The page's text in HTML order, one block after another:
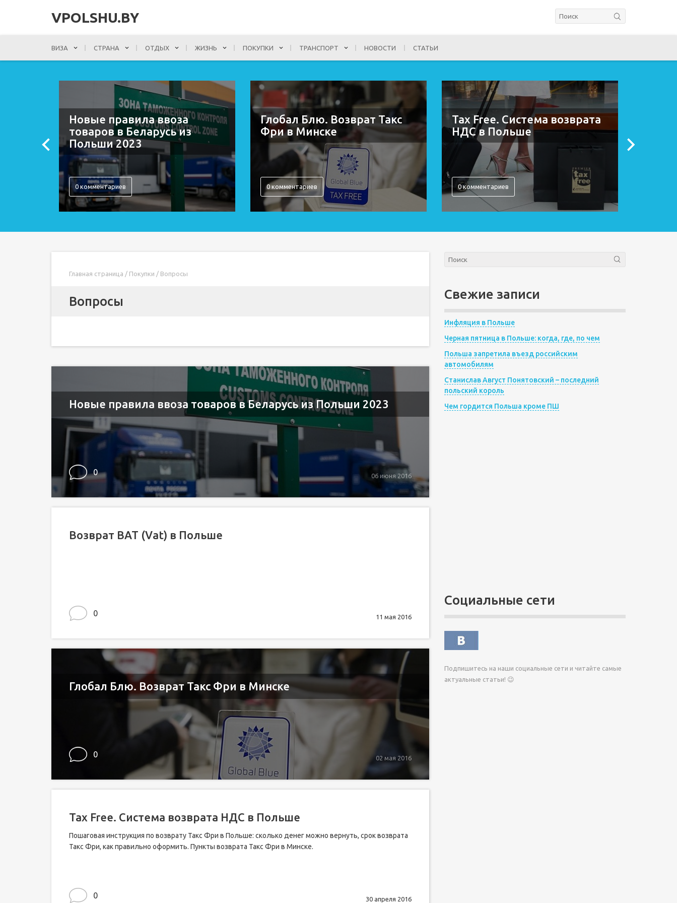
VPOLSHU.BY
ВИЗА СТРАНА ОТДЫХ ЖИЗНЬ ПОКУПКИ ТРАНСПОРТ НОВОСТИ СТАТЬИ
Новые правила ввоза
товаров в Беларусь из
Польши 2023
0 комментариев
Глобал Блю. Возврат Такс
Фри в Минске
0 комментариев
Tax Free. Система возврата
НДС в Польше
0 комментариев
Главная страница / Покупки / Вопросы
Вопросы
Новые правила ввоза товаров в Беларусь из Польши 2023
0 06 июня 2016
Возврат ВАТ (Vat) в Польше
0 11 мая 2016
Глобал Блю. Возврат Такс Фри в Минске
0 02 мая 2016
Tax Free. Система возврата НДС в Польше
Пошаговая инструкция по возврату Такс Фри в Польше: сколько денег можно вернуть, срок возврата
Такс Фри, как правильно оформить. Пункты возврата Такс Фри в Минске.
0 30 апреля 2016
Свежие записи
Инфляция в Польше
Черная пятница в Польше: когда, где, по чем
Польша запретила въезд российским
автомобилям
Станислав Август Понятовский – последний
польский король
Чем гордится Польша кроме ПШ
Социальные сети
Подпишитесь на наши социальные сети и читайте самые
актуальные статьи! 😉